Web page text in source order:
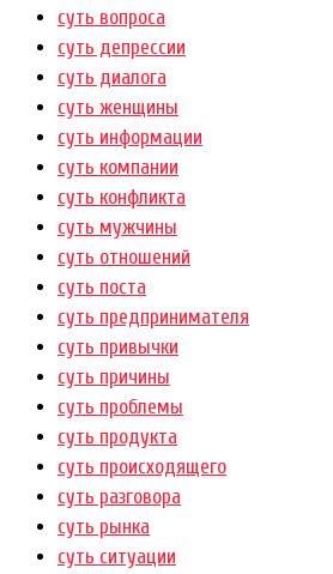
суть вопроса
суть депрессии
суть диалога
суть женщины
суть информации
суть компании
суть конфликта
суть мужчины
суть отношений
суть поста
суть предпринимателя
суть привычки
суть причины
суть проблемы
суть продукта
суть происходящего
суть разговора
суть рынка
суть ситуации